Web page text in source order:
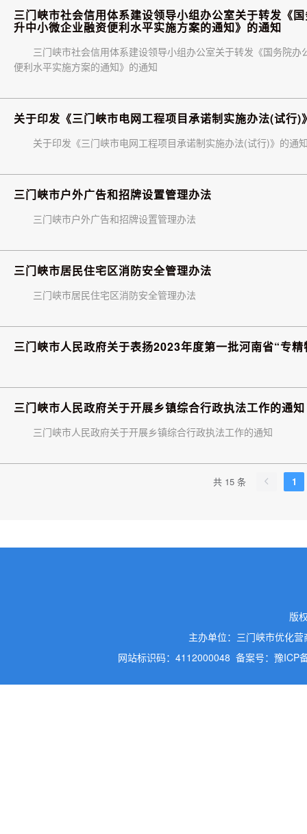
三门峡市社会信用体系建设领导小组办公室关于转发《
升中小微企业融资便利水平实施方案的通知》的通知
三门峡市社会信用体系建设领导小组办公室关于转发《国务院
便利水平实施方案的通知》的通知
关于印发《三门峡市电网工程项目承诺制实施办法(试行)
关于印发《三门峡市电网工程项目承诺制实施办法(试行)》的通
三门峡市户外广告和招牌设置管理办法
三门峡市户外广告和招牌设置管理办法
三门峡市居民住宅区消防安全管理办法
三门峡市居民住宅区消防安全管理办法
三门峡市人民政府关于表扬2023年度第一批河南省“专
三门峡市人民政府关于开展乡镇综合行政执法工作的通知
三门峡市人民政府关于开展乡镇综合行政执法工作的通知
共 15 条 1
版
主办单位：三门峡市优化
网站标识码：4112000048 备案号：豫ICP